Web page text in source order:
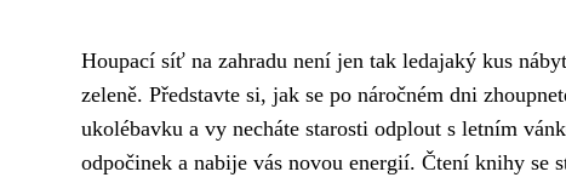
Houpací síť na zahradu není jen tak ledajaký kus
zeleně. Představte si, jak se po náročném dni
ukolébavku a vy necháte starosti odplout s letním
odpočinek a nabije vás novou energií. Čtení knihy se